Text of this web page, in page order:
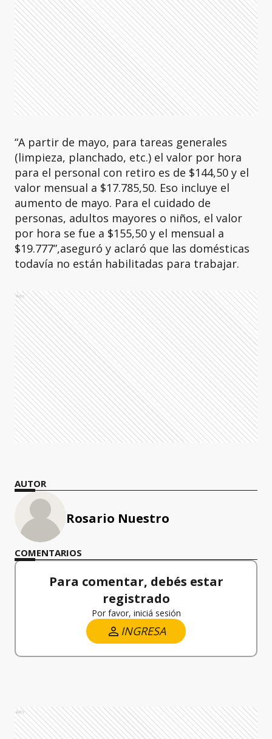
“A partir de mayo, para tareas generales
(limpieza, planchado, etc.) el valor por hora
para el personal con retiro es de $144,50 y el
valor mensual a $17.785,50. Eso incluye el
aumento de mayo. Para el cuidado de
personas, adultos mayores o niños, el valor
por hora se fue a $155,50 y el mensual a
$19.777”,aseguró y aclaró que las domésticas
todavía no están habilitadas para trabajar.
Ads
AUTOR
Rosario Nuestro
COMENTARIOS
Para comentar, debés estar
registrado
Por favor, iniciá sesión
INGRESA
Ads